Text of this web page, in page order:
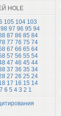
HOLE
105 104 103
98 97 96 95 94
87 86 85 84
77 76 75 74
67 66 65 64
57 56 55 54
47 46 45 44
37 36 35 34
27 26 25 24
17 16 15 14
7 6 5 4 3 2 1